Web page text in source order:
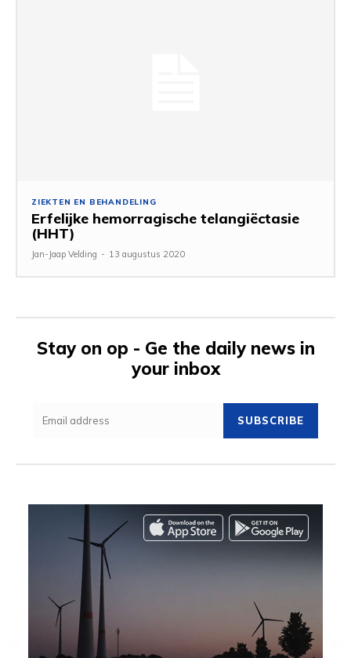
ZIEKTEN EN BEHANDELING
Erfelijke hemorragische telangiëctasie
(HHT)
Jan-Jaap Velding - 13 augustus 2020
Stay on op - Ge the daily news in
your inbox
SUBSCRIBE